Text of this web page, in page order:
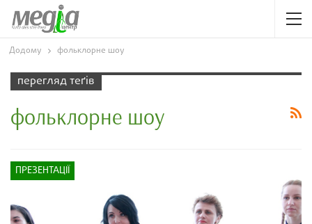
Додому фольклорне шоу
перегляд теґів
фольклорне шоу
ПРЕЗЕНТАЦІЇ